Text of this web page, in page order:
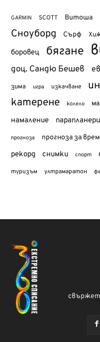
GARMIN SCOTT Витоша
Сноуборд Сърф
боровец бягане
доц. Сандю Бешев
зима игра изкачване
катерене колело
намаление
прогноза прогноза за
рекорд снимки спорт
туризъм ултрамаратон